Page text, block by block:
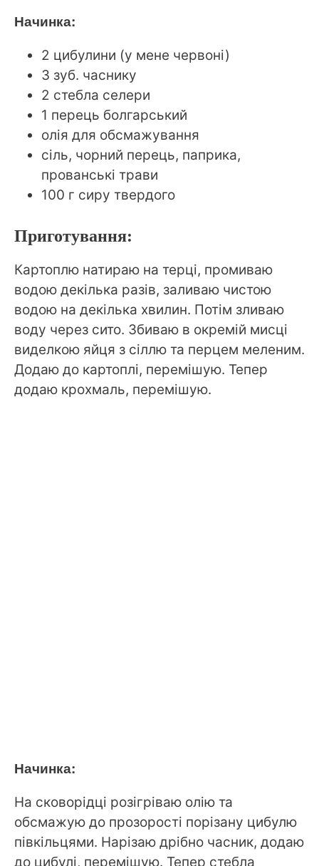
Начинка:
2 цибулини (у мене червоні)
3 зуб. часнику
2 стебла селери
1 перець болгарський
олія для обсмажування
сіль, чорний перець, паприка,
прованські трави
100 г сиру твердого
Приготування:
Картоплю натираю на терці, промиваю
водою декілька разів, заливаю чистою
водою на декілька хвилин. Потім зливаю
воду через сито. Збиваю в окремій мисці
виделкою яйця з сіллю та перцем меленим.
Додаю до картоплі, перемішую. Тепер
додаю крохмаль, перемішую.
Начинка:
На сковорідці розігріваю олію та
обсмажую до прозорості порізану цибулю
півкільцями. Нарізаю дрібно часник, додаю
до цибулі, перемішую. Тепер стебла